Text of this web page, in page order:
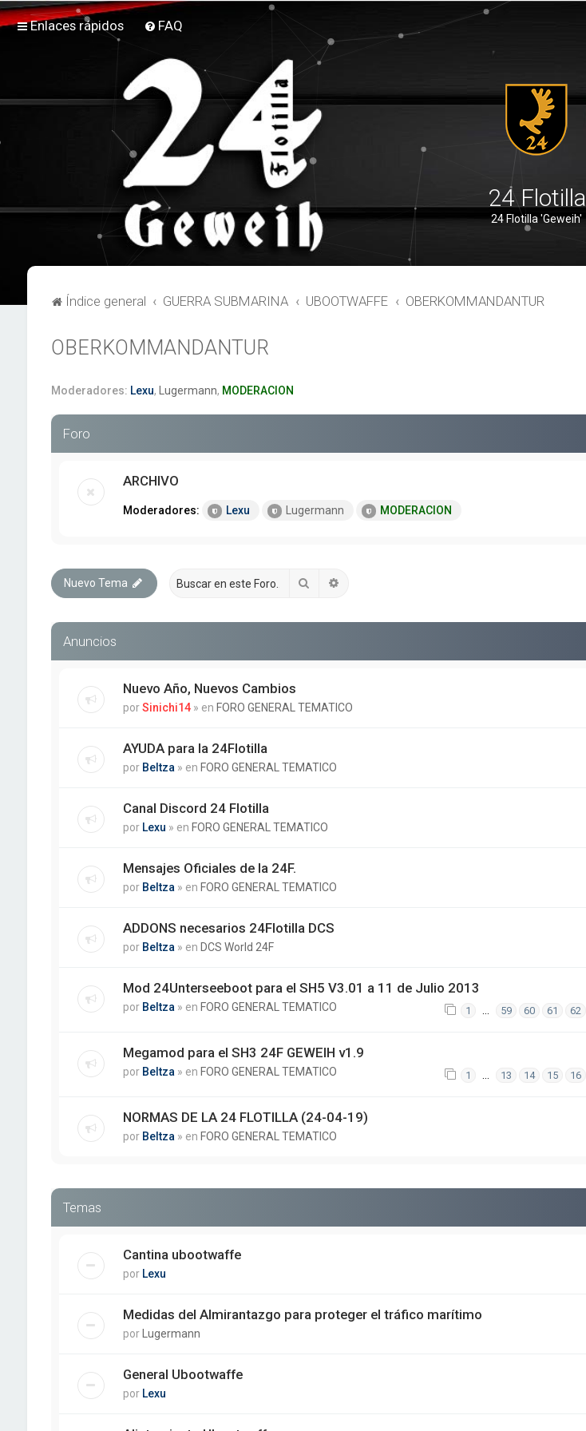
Enlaces rápidos FAQ
24 Flotilla
24 Flotilla 'Geweih'
Índice general GUERRA SUBMARINA UBOOTWAFFE OBERKOMMANDANTUR
OBERKOMMANDANTUR
Moderadores: Lexu, Lugermann, MODERACION
Foro
ARCHIVO
Moderadores: Lexu Lugermann MODERACION
Nuevo Tema Buscar
Anuncios
Nuevo Año, Nuevos Cambios
porSinichi14 » en FORO GENERAL TEMATICO
AYUDA para la 24Flotilla
por Beltza » en FORO GENERAL TEMATICO
Canal Discord 24 Flotilla
por Lexu » en FORO GENERAL TEMATICO
Mensajes Oficiales de la 24F.
por Beltza » en FORO GENERAL TEMATICO
ADDONS necesarios 24Flotilla DCS
por Beltza » en DCS World 24F
Mod 24Unterseeboot para el SH5 V3.01 a 11 de Julio 2013
por Beltza » en FORO GENERAL TEMATICO 1 … 59 60 61 62
Megamod para el SH3 24F GEWEIH v1.9
por Beltza » en FORO GENERAL TEMATICO 1 … 13 14 15 16
NORMAS DE LA 24 FLOTILLA (24-04-19)
por Beltza » en FORO GENERAL TEMATICO
Temas
Cantina ubootwaffe
por Lexu
Medidas del Almirantazgo para proteger el tráfico marítimo
por Lugermann
General Ubootwaffe
por Lexu